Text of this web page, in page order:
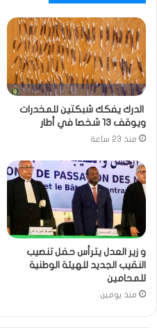
الدرك يفكك شبكتين للمخدرات
ويوقف 13 شخصا في أطار
منذ 23 ساعة
و زير العدل يترأس حفل تنصيب
النقيب الجديد للهيئة الوطنية
للمحامين
منذ يومين